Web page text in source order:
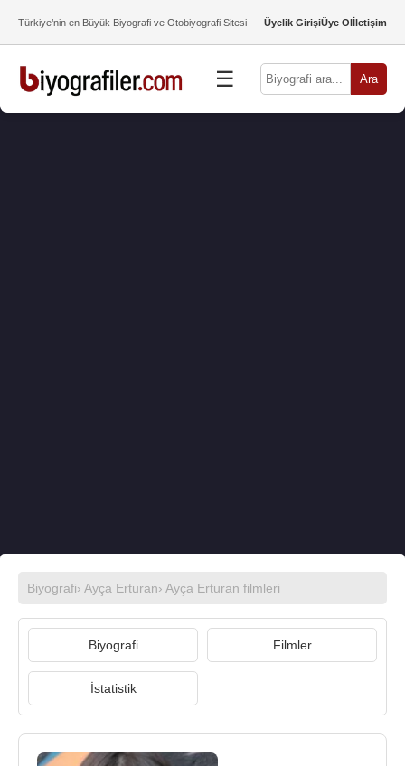
Türkiye’nin en Büyük Biyografi ve Otobiyografi Sitesi Üyelik GirişiÜye Olİletişim
☰ Ara
Biyografi› Ayça Erturan› Ayça Erturan filmleri
Biyografi Filmler
İstatistik